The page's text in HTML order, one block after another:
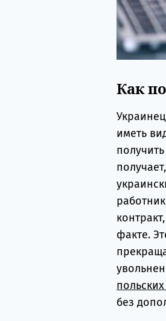
Как
иметь
факте.
без